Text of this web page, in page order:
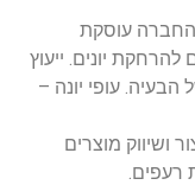
החברה עוסקת
להרחקת יונים. ייעוץ
הבעיה. עופי יונה –
ושיווק מוצרים
רעפים.